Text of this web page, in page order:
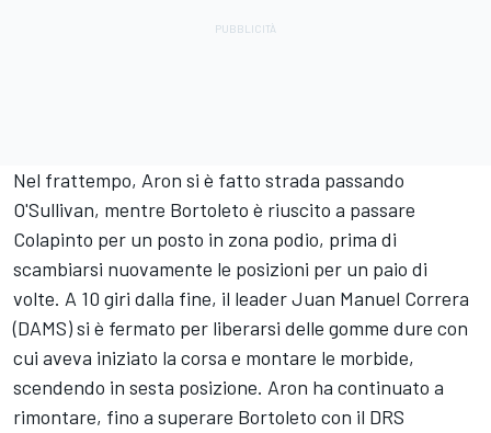
Nel frattempo, Aron si è fatto strada passando
O'Sullivan, mentre Bortoleto è riuscito a passare
Colapinto per un posto in zona podio, prima di
scambiarsi nuovamente le posizioni per un paio di
volte. A 10 giri dalla fine, il leader Juan Manuel Correra
(DAMS) si è fermato per liberarsi delle gomme dure con
cui aveva iniziato la corsa e montare le morbide,
scendendo in sesta posizione. Aron ha continuato a
rimontare, fino a superare Bortoleto con il DRS